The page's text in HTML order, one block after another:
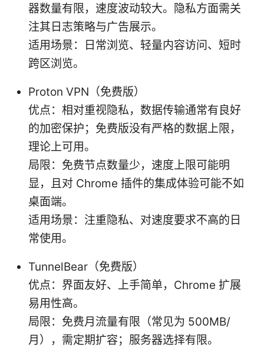
器数量有限，速度波动较大。隐私方面需关
注其日志策略与广告展示。
适用场景：日常浏览、轻量内容访问、短时
跨区浏览。
Proton VPN（免费版）
优点：相对重视隐私，数据传输通常有良好
的加密保护；免费版没有严格的数据上限，
理论上可用。
局限：免费节点数量少，速度上限可能明
显，且对 Chrome 插件的集成体验可能不如
桌面端。
适用场景：注重隐私、对速度要求不高的日
常使用。
TunnelBear（免费版）
优点：界面友好、上手简单，Chrome 扩展
易用性高。
局限：免费月流量有限（常见为 500MB/
月），需定期扩容；服务器选择有限。